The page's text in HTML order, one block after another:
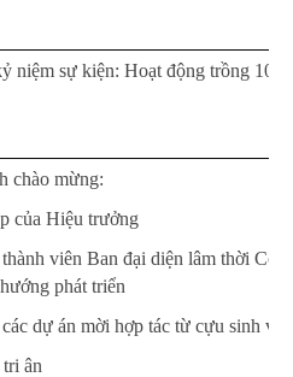
niệm sự kiện: Hoạt động trồng 100
chào mừng:
của Hiệu trưởng
viên Ban đại diện lâm thời
phát triển
dự án mời hợp tác từ cựu sinh
ân